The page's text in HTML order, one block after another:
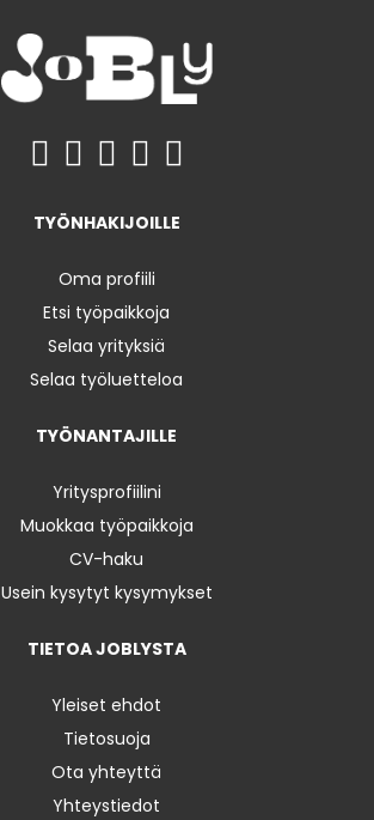
TYÖNHAKIJOILLE
Oma profiili
Etsi työpaikkoja
Selaa yrityksiä
Selaa työluetteloa
TYÖNANTAJILLE
Yritysprofiilini
Muokkaa työpaikkoja
CV-haku
Usein kysytyt kysymykset
TIETOA JOBLYSTA
Yleiset ehdot
Tietosuoja
Ota yhteyttä
Yhteystiedot